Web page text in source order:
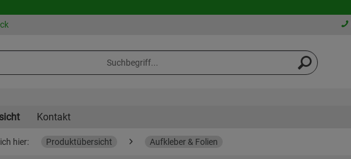
Kontakt
hier: Produktübersicht Aufkleber & Folien